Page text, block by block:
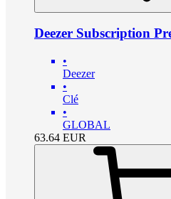
Deezer Subscription
•
Deezer
•
Clé
•
GLOBAL
63.64 EUR